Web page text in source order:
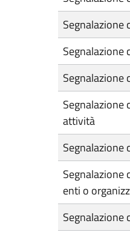
attività
enti o